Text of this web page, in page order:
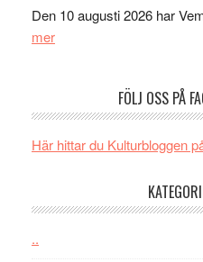
Den 10 augusti 2026 har
merom
synas
Vem
FÖLJ OSS PÅ
Här hittar du Kulturbloggen
..